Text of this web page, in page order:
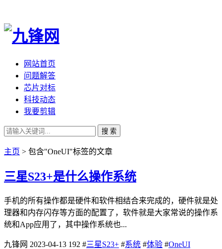
网站首页
问题解答
芯片对标
科技动态
我要剪辑
搜 索
主页 > 包含"OneUI"标签的文章
三星S23+是什么操作系统
手机的所有操作都是硬件和软件相结合来完成的，硬件就是处
理器和内存闪存等方面的配置了，软件就是大家常说的操作系
统和App应用了，其中操作系统也...
九锋网 2023-04-13 192 #三星S23+ #系统 #体验 #OneUI